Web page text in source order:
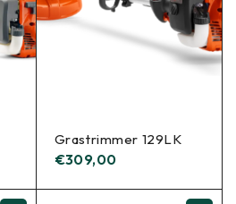
Grastrimmer 129LK
€309,00